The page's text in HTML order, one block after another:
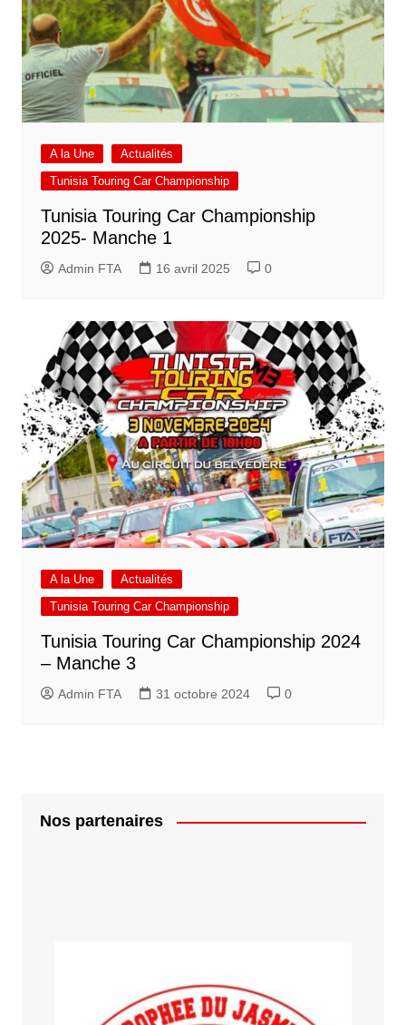
A la Une
Actualités
Tunisia Touring Car Championship
Tunisia Touring Car Championship
2025- Manche 1
Admin FTA 16 avril 2025 0
A la Une
Actualités
Tunisia Touring Car Championship
Tunisia Touring Car Championship 2024
– Manche 3
Admin FTA 31 octobre 2024 0
Nos partenaires